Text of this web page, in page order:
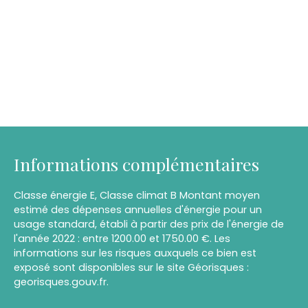
Informations complémentaires
Classe énergie E, Classe climat B Montant moyen
estimé des dépenses annuelles d'énergie pour un
usage standard, établi à partir des prix de l'énergie de
l'année 2022 : entre 1200.00 et 1750.00 €. Les
informations sur les risques auxquels ce bien est
exposé sont disponibles sur le site Géorisques :
georisques.gouv.fr.